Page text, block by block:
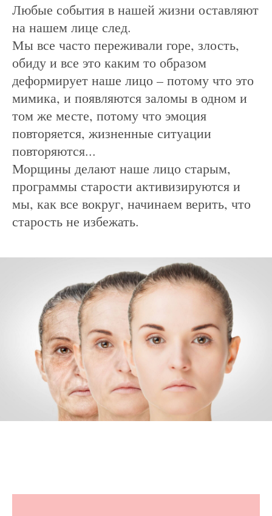
Любые события в нашей жизни оставляют
на нашем лице след.
Мы все часто переживали горе, злость,
обиду и все это каким то образом
деформирует наше лицо – потому что это
мимика, и появляются заломы в одном и
том же месте, потому что эмоция
повторяется, жизненные ситуации
повторяются...
Морщины делают наше лицо старым,
программы старости активизируются и
мы, как все вокруг, начинаем верить, что
старость не избежать.